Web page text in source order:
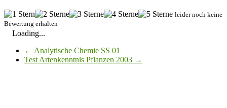
leider noch keine
Bewertung erhalten
Loading...
← Analytische Chemie SS 01
Test Artenkenntnis Pflanzen 2003 →